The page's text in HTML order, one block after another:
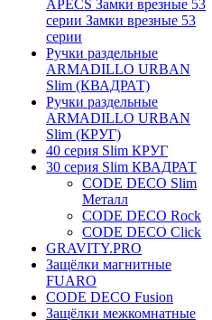
APECS Замки врезные 53
серии Замки врезные 53
серии
Ручки раздельные
ARMADILLO URBAN
Slim (КВАДРАТ)
Ручки раздельные
ARMADILLO URBAN
Slim (КРУГ)
40 серия Slim КРУГ
30 серия Slim КВАДРАТ
CODE DECO Slim
Металл
CODE DECO Rock
CODE DECO Click
GRAVITY.PRO
Защёлки магнитные
FUARO
CODE DECO Fusion
Защёлки межкомнатные